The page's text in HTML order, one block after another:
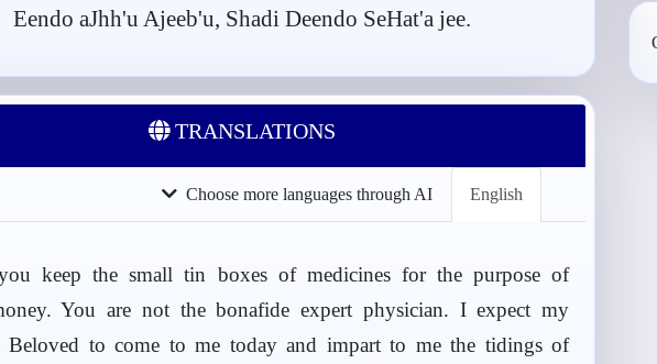
Eendo aJhh'u Ajeeb'u, Shadi Deendo SeHat'a jee.
TRANSLATIONS
English
Choose more languages through AI
keep the small tin boxes of medicines for the purpose of
You are not the bonafide expert physician. I expect my
Beloved to come to me today and impart to me the tidings of